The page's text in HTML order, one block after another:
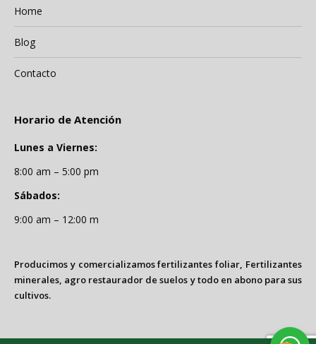
Home
Blog
Contacto
Horario de Atención
Lunes a Viernes:
8:00 am – 5:00 pm
Sábados:
9:00 am – 12:00 m
Producimos y comercializamos fertilizantes foliar, Fertilizantes
minerales, agro restaurador de suelos y todo en abono para sus
cultivos.